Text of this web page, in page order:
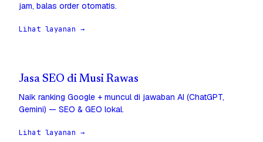
jam, balas order otomatis.
Lihat layanan →
Jasa SEO di Musi Rawas
Naik ranking Google + muncul di jawaban AI (ChatGPT,
Gemini) — SEO & GEO lokal.
Lihat layanan →